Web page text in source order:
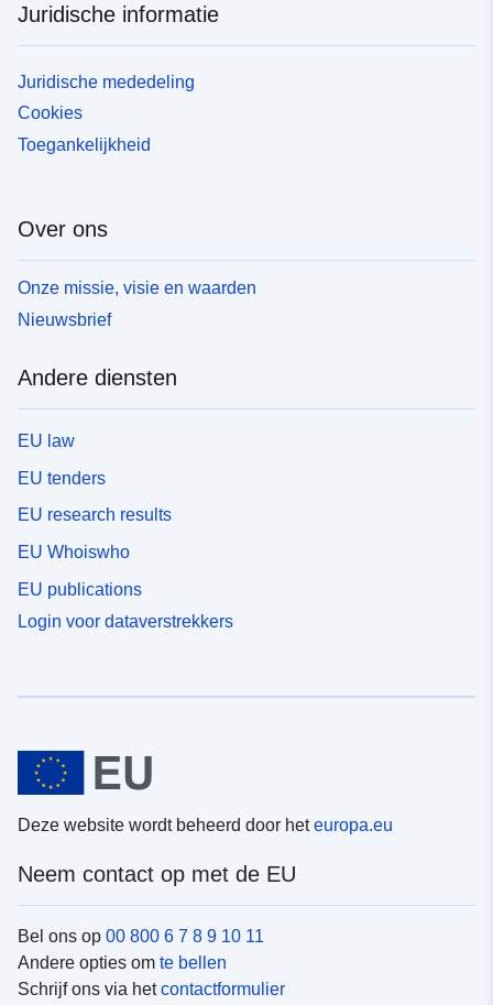
Juridische informatie
Juridische mededeling
Cookies
Toegankelijkheid
Over ons
Onze missie, visie en waarden
Nieuwsbrief
Andere diensten
EU law
EU tenders
EU research results
EU Whoiswho
EU publications
Login voor dataverstrekkers
Deze website wordt beheerd door heteuropa.eu
Neem contact op met de EU
Bel ons op 00 800 6 7 8 9 10 11
Andere opties om te bellen
Schrijf ons via hetcontactformulier